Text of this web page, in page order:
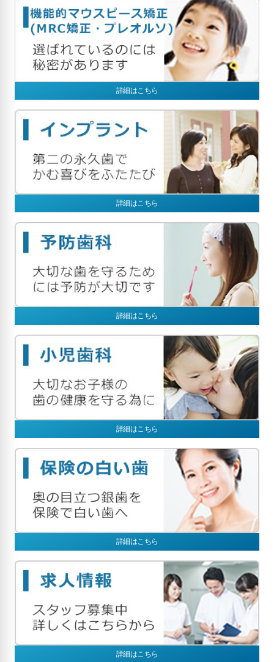
詳細はこちら
詳細はこちら
詳細はこちら
詳細はこちら
詳細はこちら
詳細はこちら